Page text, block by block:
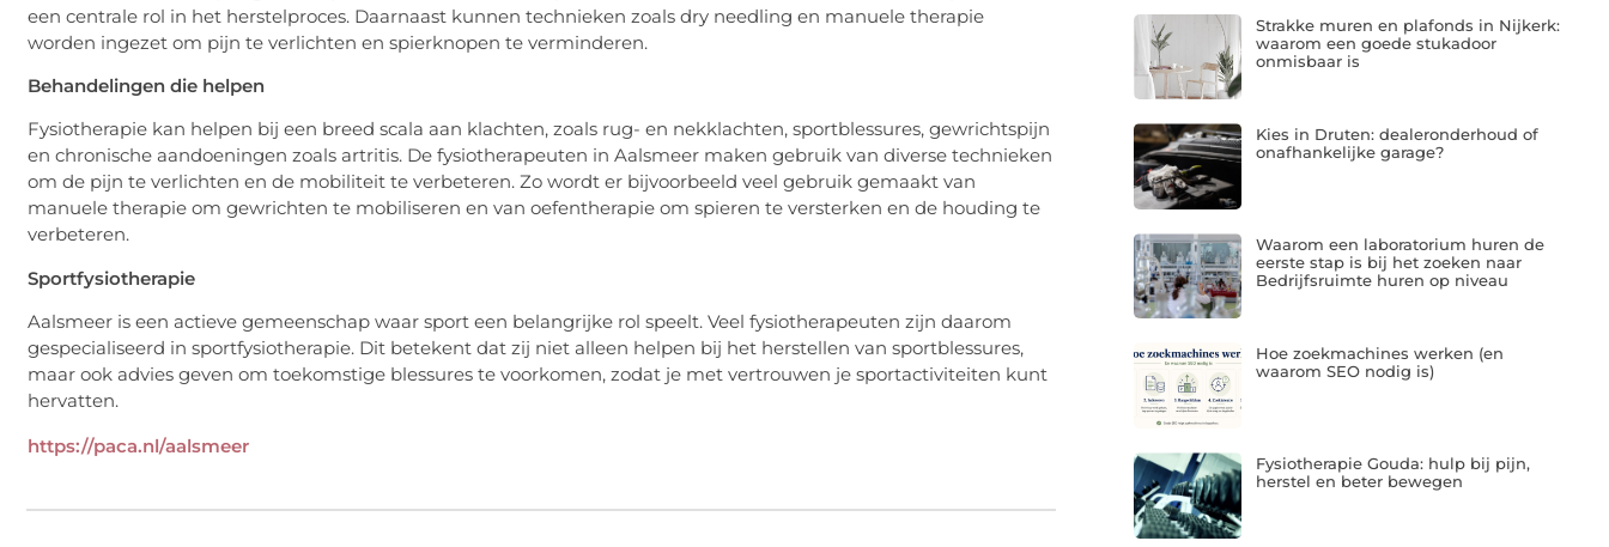
een centrale rol in het herstelproces. Daarnaast kunnen technieken zoals dry needling en manuele therapie
worden ingezet om pijn te verlichten en spierknopen te verminderen.
Behandelingen die helpen
Fysiotherapie kan helpen bij een breed scala aan klachten, zoals rug- en nekklachten, sportblessures, gewrichtspijn
en chronische aandoeningen zoals artritis. De fysiotherapeuten in Aalsmeer maken gebruik van diverse technieken
om de pijn te verlichten en de mobiliteit te verbeteren. Zo wordt er bijvoorbeeld veel gebruik gemaakt van
manuele therapie om gewrichten te mobiliseren en van oefentherapie om spieren te versterken en de houding te
verbeteren.
Sportfysiotherapie
Aalsmeer is een actieve gemeenschap waar sport een belangrijke rol speelt. Veel fysiotherapeuten zijn daarom
gespecialiseerd in sportfysiotherapie. Dit betekent dat zij niet alleen helpen bij het herstellen van sportblessures,
maar ook advies geven om toekomstige blessures te voorkomen, zodat je met vertrouwen je sportactiviteiten kunt
hervatten.
https://paca.nl/aalsmeer
Strakke muren en plafonds in Nijkerk:
waarom een goede stukadoor
onmisbaar is
Kies in Druten: dealeronderhoud of
onafhankelijke garage?
Waarom een laboratorium huren de
eerste stap is bij het zoeken naar
Bedrijfsruimte huren op niveau
Hoe zoekmachines werken (en
waarom SEO nodig is)
Fysiotherapie Gouda: hulp bij pijn,
herstel en beter bewegen